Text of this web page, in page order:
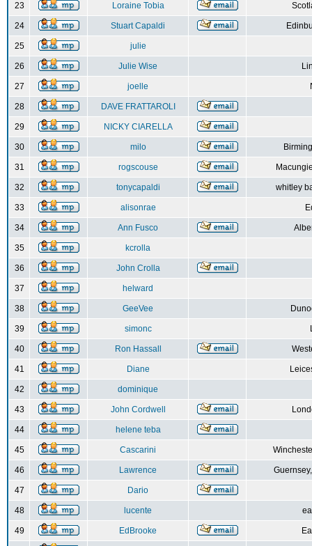
23 Loraine Tobia
24 Stuart Capaldi
25 julie
26 Julie Wise
27 joelle
28 DAVE FRATTAROLI
29 NICKY CIARELLA
30 milo
31 rogscouse
32 tonycapaldi whitley
33 alisonrae
34 Ann Fusco
35 kcrolla
36 John Crolla
37 helward
38 GeeVee
39 simonc
40 Ron Hassall
41 Diane
42 dominique
43 John Cordwell
44 helene teba
45 Cascarini
46 Lawrence
47 Dario
48 lucente
49 EdBrooke